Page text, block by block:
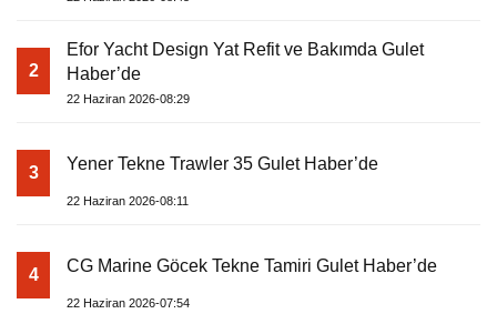
2
Efor Yacht Design Yat Refit ve Bakımda Gulet
Haber’de
22 Haziran 2026-08:29
3 Yener Tekne Trawler 35 Gulet Haber’de
22 Haziran 2026-08:11
4 CG Marine Göcek Tekne Tamiri Gulet Haber’de
22 Haziran 2026-07:54